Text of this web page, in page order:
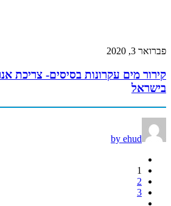
פברואר 3, 2020
קירור מים עקרונות בסיסים- צריכת
בישראל
by ehud
1
2
3